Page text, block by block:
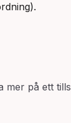
mer på ett